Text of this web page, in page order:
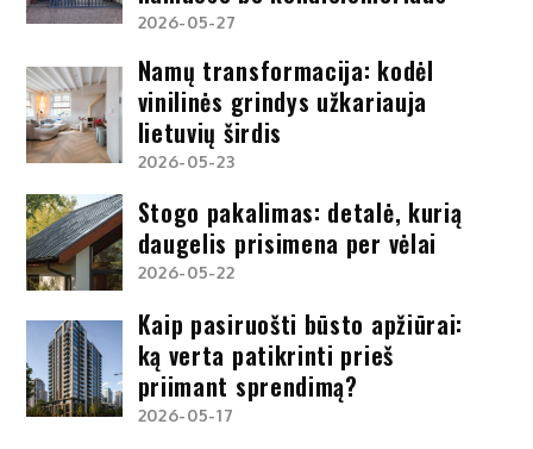
2026-05-27
Namų transformacija: kodėl
vinilinės grindys užkariauja
lietuvių širdis
2026-05-23
Stogo pakalimas: detalė, kurią
daugelis prisimena per vėlai
2026-05-22
Kaip pasiruošti būsto apžiūrai:
ką verta patikrinti prieš
priimant sprendimą?
2026-05-17